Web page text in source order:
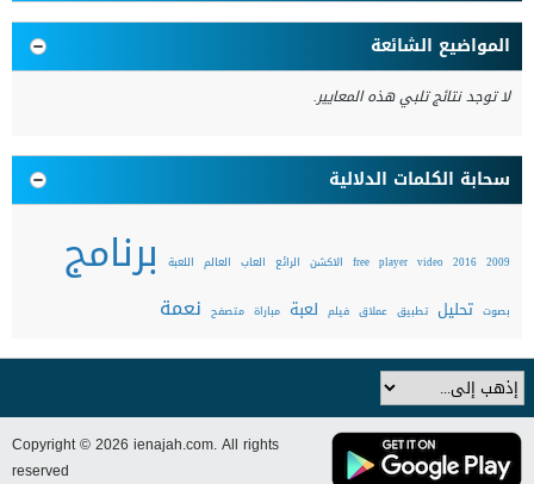
المواضيع الشائعة
لا توجد نتائج تلبي هذه المعايير.
سحابة الكلمات الدلالية
2009
2016
free player video الاكشن الرائع العاب العالم اللعبة برنامج
بصوت تحليل تطبيق عملاق فيلم لعبة مباراة متصفح نعمة
Copyright © 2026 ienajah.com. All rights
reserved